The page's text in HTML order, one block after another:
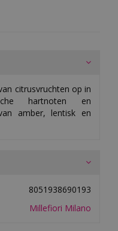
citrusvruchten op in
hartnoten en
amber, lentisk en
8051938690193
Millefiori Milano